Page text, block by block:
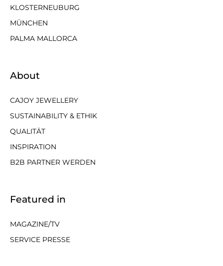
KLOSTERNEUBURG
MÜNCHEN
PALMA MALLORCA
About
CAJOY JEWELLERY
SUSTAINABILITY & ETHIK
QUALITÄT
INSPIRATION
B2B PARTNER WERDEN
Featured in
MAGAZINE/TV
SERVICE PRESSE